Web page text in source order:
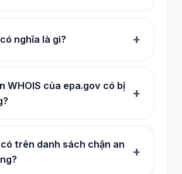
nghĩa là gì?
WHOIS của epa.gov có bị
trên danh sách chặn an